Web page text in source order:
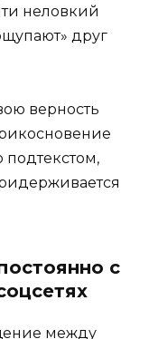
неловкий
друг
верность
с
между